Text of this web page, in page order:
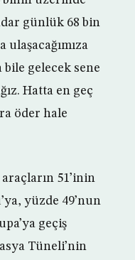
günlük 68 bin
ulaşacağımıza
bile gelecek sene
Hatta en geç
öder hale
51’inin
yüzde 49’nun
geçiş
Tüneli’nin